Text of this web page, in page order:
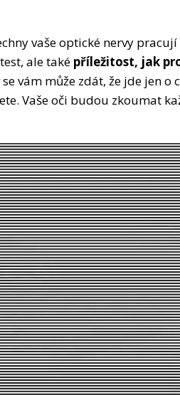
vaše optické nervy
ale také příležitost, jak
vám může zdát, že jde jen
Vaše oči budou zkoumat